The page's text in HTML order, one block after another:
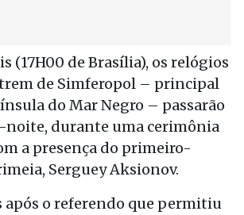
(17H00 de Brasília), os relógios
trem de Simferopol – principal
do Mar Negro – passarão
noite, durante uma cerimônia
a presença do primeiro-
Serguey Aksionov.
após o referendo que permitiu